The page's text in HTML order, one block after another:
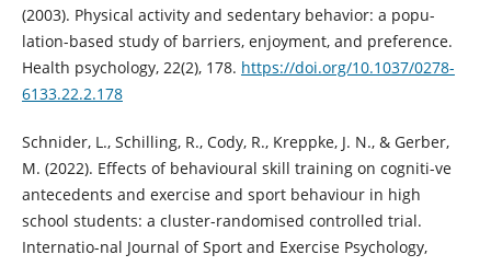
(2003). Physical activity and sedentary behavior: a popu-
lation-based study of barriers, enjoyment, and preference.
Health psychology, 22(2), 178. https://doi.org/10.1037/0278-
6133.22.2.178
Schnider, L., Schilling, R., Cody, R., Kreppke, J. N., & Gerber,
M. (2022). Effects of behavioural skill training on cogniti-ve
antecedents and exercise and sport behaviour in high
school students: a cluster-randomised controlled trial.
Internatio-nal Journal of Sport and Exercise Psychology,